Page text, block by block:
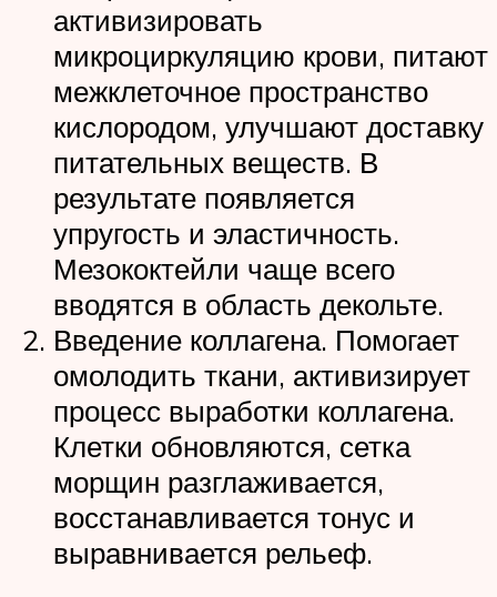
активизировать
микроциркуляцию крови, питают
межклеточное пространство
кислородом, улучшают доставку
питательных веществ. В
результате появляется
упругость и эластичность.
Мезококтейли чаще всего
вводятся в область декольте.
Введение коллагена. Помогает
омолодить ткани, активизирует
процесс выработки коллагена.
Клетки обновляются, сетка
морщин разглаживается,
восстанавливается тонус и
выравнивается рельеф.